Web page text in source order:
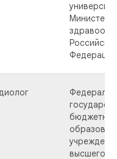
Федерации
бюджетное
высшего